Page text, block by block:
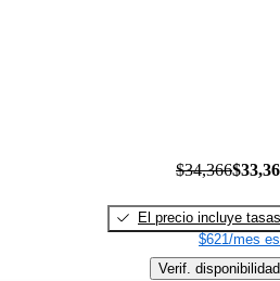
$34,366
El precio incluye tasas
$621/mes
Verif. disponibilidad